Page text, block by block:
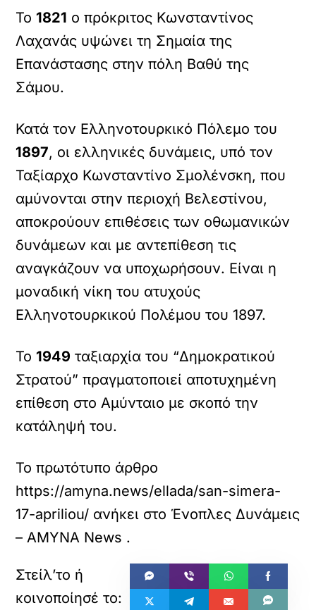
Το1821 ο πρόκριτος Κωνσταντίνος
Λαχανάς υψώνει τη Σημαία της
Επανάστασης στην πόλη Βαθύ της
Σάμου.
Κατά τον Ελληνοτουρκικό Πόλεμο του
1897, οι ελληνικές δυνάμεις, υπό τον
Ταξίαρχο Κωνσταντίνο Σμολένσκη, που
αμύνονται στην περιοχή Βελεστίνου,
αποκρούουν επιθέσεις των οθωμανικών
δυνάμεων και με αντεπίθεση τις
αναγκάζουν να υποχωρήσουν. Είναι η
μοναδική νίκη του ατυχούς
Ελληνοτουρκικού Πολέμου του 1897.
Το1949 ταξιαρχία του “Δημοκρατικού
Στρατού” πραγματοποιεί αποτυχημένη
επίθεση στο Αμύνταιο με σκοπό την
κατάληψή του.
Το πρωτότυπο άρθρο
https://amyna.news/ellada/san-simera-
17-apriliou/ ανήκει στο Ένοπλες Δυνάμεις
– ΑΜΥΝΑ News .